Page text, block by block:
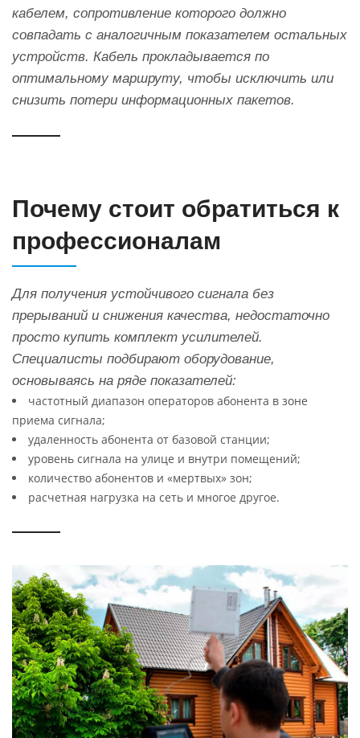
кабелем, сопротивление которого должно
совпадать с аналогичным показателем остальных
устройств. Кабель прокладывается по
оптимальному маршруту, чтобы исключить или
снизить потери информационных пакетов.
Почему стоит обратиться к
профессионалам
Для получения устойчивого сигнала без
прерываний и снижения качества, недостаточно
просто купить комплект усилителей.
Специалисты подбирают оборудование,
основываясь на ряде показателей:
частотный диапазон операторов абонента в зоне
приема сигнала;
удаленность абонента от базовой станции;
уровень сигнала на улице и внутри помещений;
количество абонентов и «мертвых» зон;
расчетная нагрузка на сеть и многое другое.